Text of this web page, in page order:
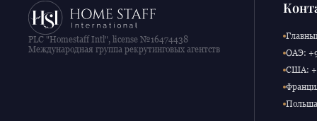
PLC "Homestaff Intl", license №16474438
Международная группа рекрутинговых агентств
ОАЭ:
США: